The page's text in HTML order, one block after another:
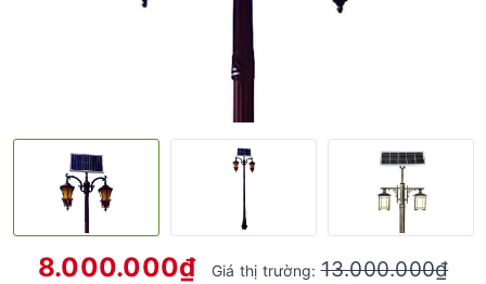
8.000.000₫ Giá thị trường:13.000.000₫